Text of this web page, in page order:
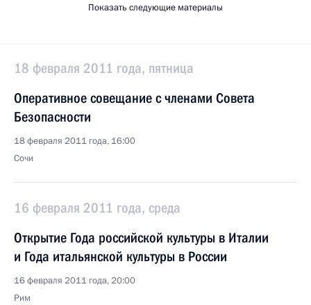
Показать следующие материалы
18 февраля 2011 года, пятница
Оперативное совещание с членами Совета
Безопасности
18 февраля 2011 года, 16:00
Сочи
16 февраля 2011 года, среда
Открытие Года российской культуры в Италии
и Года итальянской культуры в России
16 февраля 2011 года, 20:00
Рим